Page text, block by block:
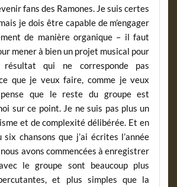
fans des Ramones. Je suis certes
je dois être capable de m’engager
de manière organique – il faut
mener à bien un projet musical pour
qui ne corresponde pas
que je veux faire, comme je veux
pense que le reste du groupe est
sur ce point. Je ne suis pas plus un
et de complexité délibérée. Et en
chansons que j’ai écrites l’année
avons commencées à enregistrer
le groupe sont beaucoup plus
et plus simples que la